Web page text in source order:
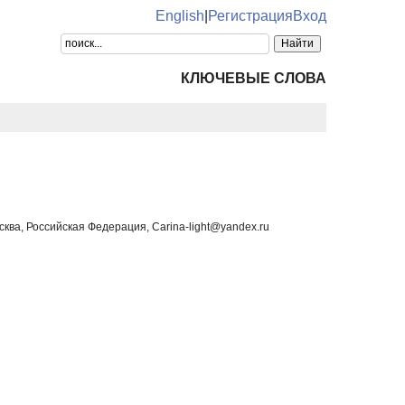
English РегистрацияВход
КЛЮЧЕВЫЕ СЛОВА
Российская Федерация, Carina-light@yandex.ru